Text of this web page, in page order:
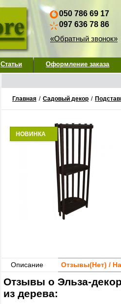
050 786 69 17
097 636 78 86
«Обратный звонок»
Статьи Оформление заказа
Главная / Садовый декор /
НОВИНКА
Описание Отзывы(Нет) /
Отзывы о Эльза-
из дерева: